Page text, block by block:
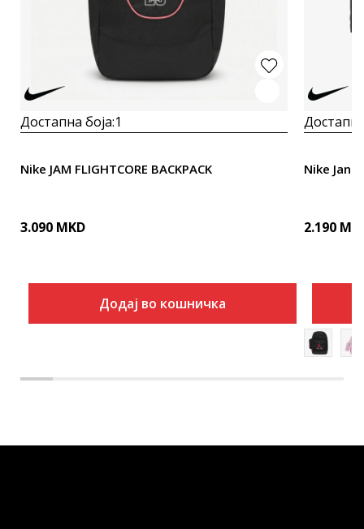
Достапна боја:1
Nike JAM FLIGHTCORE BACKPACK
3.090 MKD
Додај во кошничка
Nike Jan
2.190